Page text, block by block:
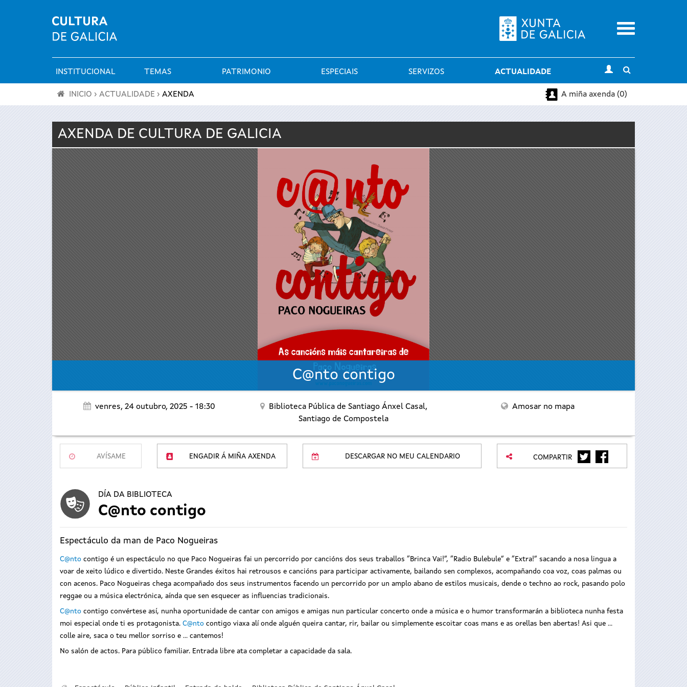
Menu
Menú
principal
INSTITUCIONAL TEMAS PATRIMONIO ESPECIAIS SERVIZOS ACTUALIDADE
search
está
INICIO › ACTUALIDADE › AXENDA A miña axenda (0)
AXENDA DE CULTURA DE GALICIA
C@nto contigo
venres, 24 outubro, 2025 - 18:30
Biblioteca Pública de Santiago Ánxel Casal,
Santiago de Compostela
Amosar no mapa
AVÍSAME ENGADIR Á MIÑA AXENDA DESCARGAR NO MEU CALENDARIO COMPARTIR TWITTERFACEBOOK
DÍA DA BIBLIOTECA
C@nto contigo
Espectáculo da man de Paco Nogueiras
C@nto contigo é un espectáculo no que Paco Nogueiras fai un percorrido por cancións dos seus traballos “Brinca Vai!”, “Radio Bulebule” e “Extra!” sacando a nosa lingua a
voar de xeito lúdico e divertido. Neste Grandes éxitos hai retrousos e cancións para participar activamente, bailando sen complexos, acompañando coa voz, coas palmas ou
con acenos. Paco Nogueiras chega acompañado dos seus instrumentos facendo un percorrido por un amplo abano de estilos musicais, dende o techno ao rock, pasando polo
reggae ou a música electrónica, aínda que sen esquecer as influencias tradicionais.
C@nto contigo convértese así, nunha oportunidade de cantar con amigos e amigas nun particular concerto onde a música e o humor transformarán a biblioteca nunha festa
moi especial onde ti es protagonista. C@nto contigo viaxa alí onde alguén queira cantar, rir, bailar ou simplemente escoitar coas mans e as orellas ben abertas! Asi que …
colle aire, saca o teu mellor sorriso e … cantemos!
No salón de actos. Para público familiar. Entrada libre ata completar a capacidade da sala.